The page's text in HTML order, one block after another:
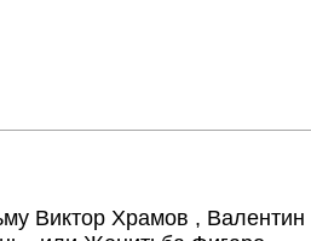
Виктор Храмов , Валентин